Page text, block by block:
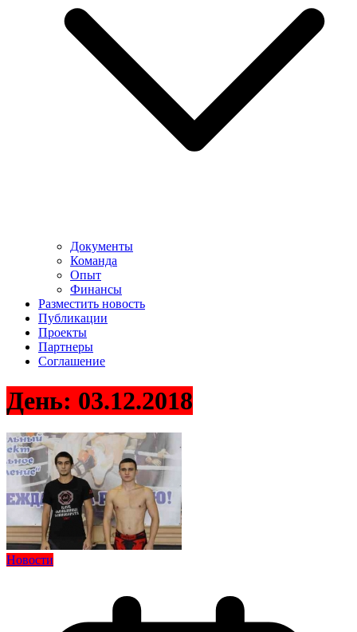
Документы
Команда
Опыт
Финансы
Разместить новость
Публикации
Проекты
Партнеры
Соглашение
День: 03.12.2018
Новости